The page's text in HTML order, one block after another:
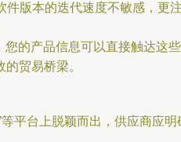
件版本的迭代速度不敏感，更
的产品信息可以直接触达这些
贸易桥梁。
平台上脱颖而出，供应商应明